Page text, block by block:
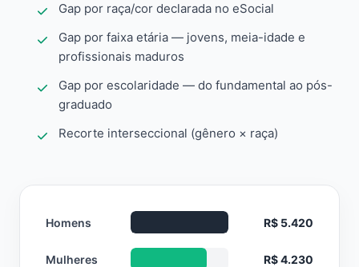
Gap por raça/cor declarada no eSocial
Gap por faixa etária — jovens, meia-idade e
profissionais maduros
Gap por escolaridade — do fundamental ao pós-
graduado
Recorte interseccional (gênero × raça)
Homens R$ 5.420
Mulheres R$ 4.230